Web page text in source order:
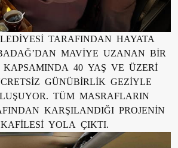
TARAFINDAN HAYATA
MAVİYE UZANAN BİR
KAPSAMINDA 40 YAŞ VE ÜZERİ
GÜNÜBİRLİK GEZİYLE
TÜM MASRAFLARIN
KARŞILANDIĞI PROJENİN
YOLA ÇIKTI.